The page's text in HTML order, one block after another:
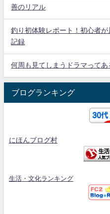
善のリアル
釣り初体験レポート！初心者
記録
何周も見てしまうドラマって
ブログランキング
にほんブログ村
生活・文化ランキング